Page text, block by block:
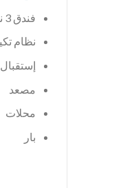
فندق 3 نجوم
إستقبال 24 ساعة
مصعد
محلات
بار